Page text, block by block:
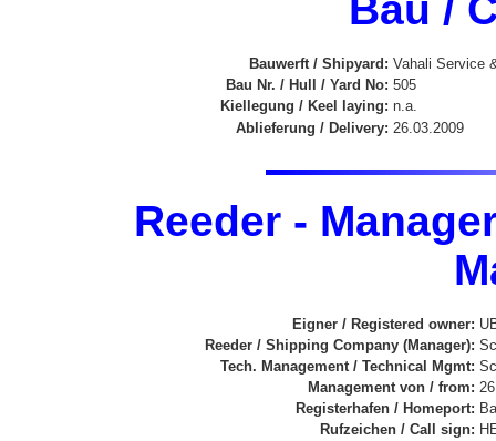
Bau /
Bauwerft / Shipyard: Vahali Service
Bau Nr. / Hull / Yard No: 505
Kiellegung / Keel laying: n.a.
Ablieferung / Delivery: 26.03.2009
Reeder -
Eigner / Registered owner:
Reeder / Shipping Company (Manager):
Tech. Management / Technical Mgmt:
Management von / from:
Registerhafen / Homeport:
Rufzeichen / Call sign: